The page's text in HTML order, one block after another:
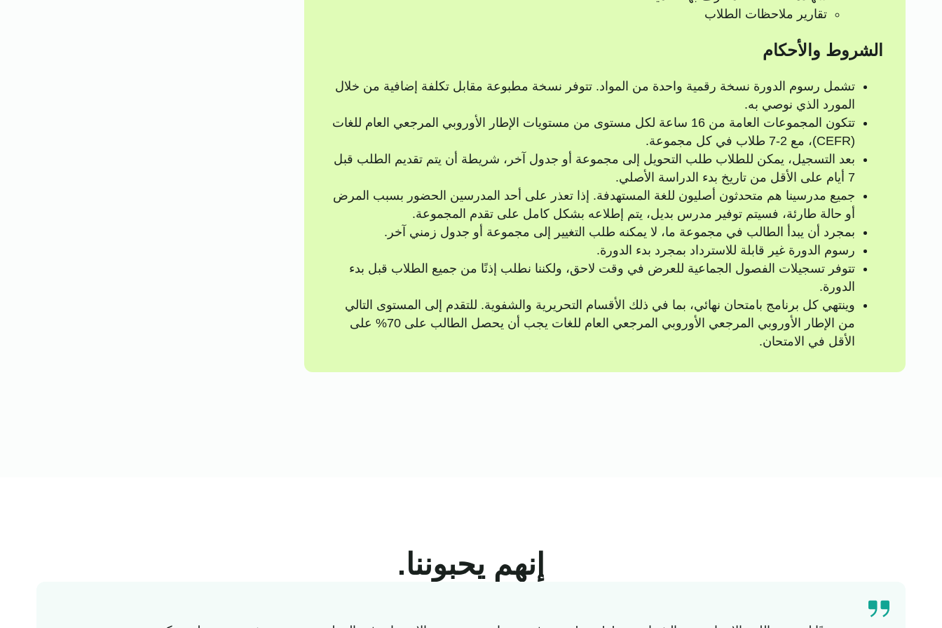
تقارير ملاحظات الطلاب
الشروط والأحكام
تشمل رسوم الدورة نسخة رقمية واحدة من المواد. تتوفر نسخة مطبوعة مقابل تكلفة إضافية من خلال
المورد الذي نوصي به.
تتكون المجموعات العامة من 16 ساعة لكل مستوى من مستويات الإطار الأوروبي المرجعي العام للغات
(CEFR)، مع 2-7 طلاب في كل مجموعة.
بعد التسجيل، يمكن للطلاب طلب التحويل إلى مجموعة أو جدول آخر، شريطة أن يتم تقديم الطلب قبل
7 أيام على الأقل من تاريخ بدء الدراسة الأصلي.
جميع مدرسينا هم متحدثون أصليون للغة المستهدفة. إذا تعذر على أحد المدرسين الحضور بسبب المرض
أو حالة طارئة، فسيتم توفير مدرس بديل، يتم إطلاعه بشكل كامل على تقدم المجموعة.
بمجرد أن يبدأ الطالب في مجموعة ما، لا يمكنه طلب التغيير إلى مجموعة أو جدول زمني آخر.
رسوم الدورة غير قابلة للاسترداد بمجرد بدء الدورة.
تتوفر تسجيلات الفصول الجماعية للعرض في وقت لاحق، ولكننا نطلب إذنًا من جميع الطلاب قبل بدء
الدورة.
وينتهي كل برنامج بامتحان نهائي، بما في ذلك الأقسام التحريرية والشفوية. للتقدم إلى المستوى التالي
من الإطار الأوروبي المرجعي الأوروبي المرجعي العام للغات يجب أن يحصل الطالب على 70% على
الأقل في الامتحان.
إنهم يحبوننا.